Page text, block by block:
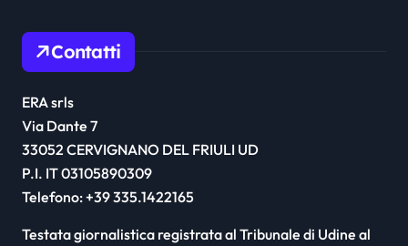
Contatti
ERA srls
Via Dante 7
33052 CERVIGNANO DEL FRIULI UD
P.I. IT 03105890309
Telefono: +39 335.1422165
Testata giornalistica registrata al Tribunale di Udine al